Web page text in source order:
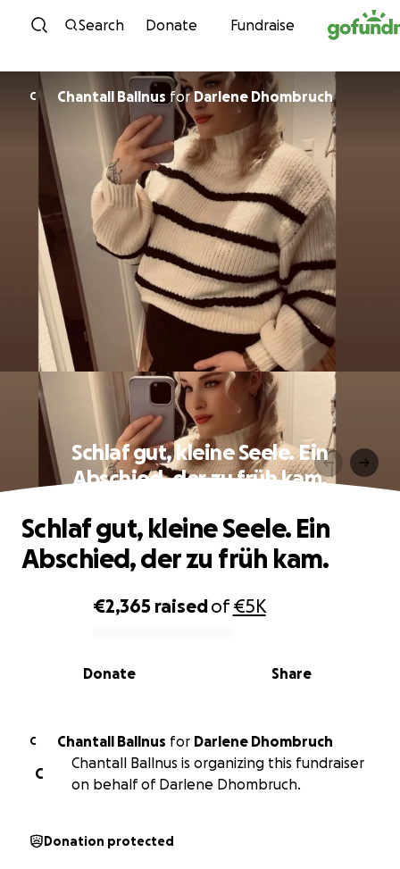
Skip to content
Search Donate Fundraise
C Chantall Ballnus for Darlene Dhombruch
Schlaf gut, kleine Seele. Ein
Abschied, der zu früh kam.
0% complete
€2,365 raisedof€5K
Share
Donate
Schlaf gut, kleine Seele. Ein
Abschied, der zu früh kam.
C Chantall Ballnus for
Darlene Dhombruch
C
Chantall Ballnus is organizing this fundraiser
on behalf of Darlene Dhombruch.
Donation protected